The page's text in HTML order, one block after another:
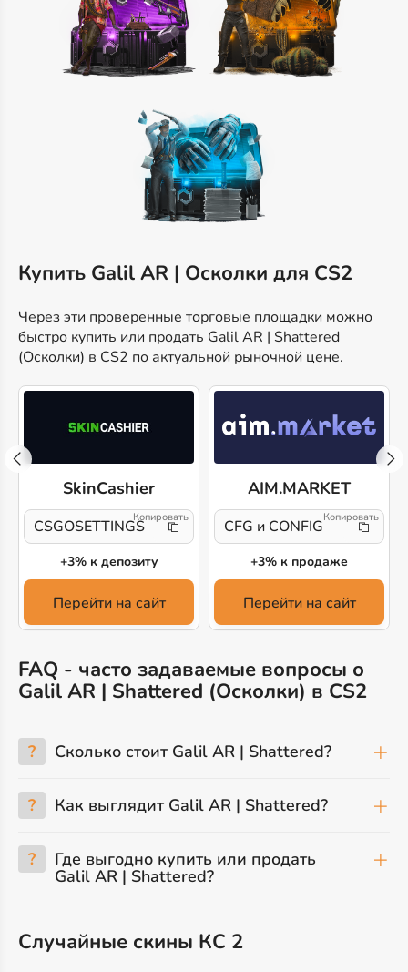
Купить Galil AR | Осколки для CS2
Через эти проверенные торговые площадки можно
быстро купить или продать Galil AR | Shattered
(Осколки) в CS2 по актуальной рыночной цене.
SkinCashier
CSGOSETTINGS
+3% к депозиту
Перейти на сайт
AIM.MARKET
CFG и CONFIG
+3% к продаже
Перейти на сайт
FAQ - часто задаваемые вопросы о
Galil AR | Shattered (Осколки) в CS2
? Сколько стоит Galil AR | Shattered?
? Как выглядит Galil AR | Shattered?
? Где выгодно купить или продать
Galil AR | Shattered?
Случайные скины КС 2